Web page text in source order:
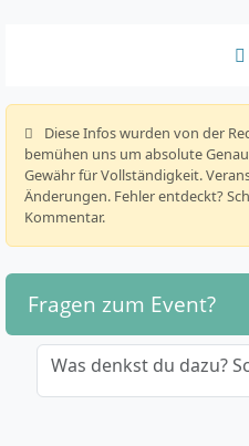
Diese Infos wurden von der
bemühen uns um absolute
Gewähr für Vollständigkeit.
Änderungen. Fehler entdeckt?
Kommentar.
Fragen zum Event?
Was denkst du dazu?